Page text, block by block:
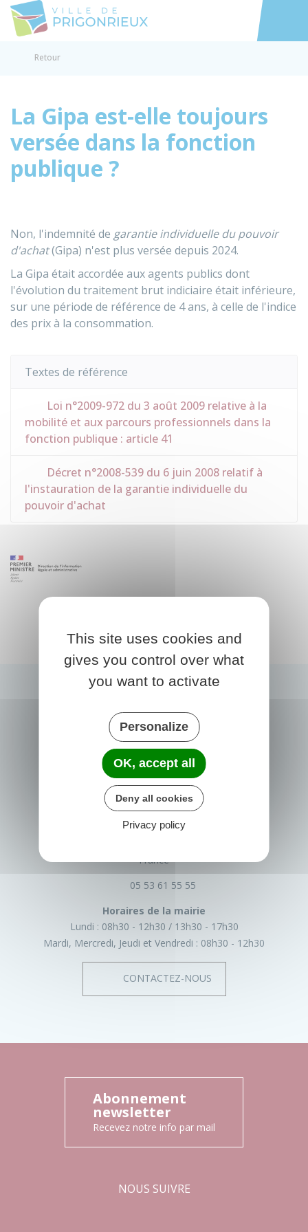
Accéder
Retour
La Gipa est-elle toujours
versée dans la fonction
publique ?
Non, l'indemnité de garantie individuelle du pouvoir
d'achat(Gipa) n'est plus versée depuis 2024.
La Gipa était accordée aux agents publics dont
l'évolution du traitement brut indiciaire était inférieure,
sur une période de référence de 4 ans, à celle de l'indice
des prix à la consommation.
Textes de référence
Loi n°2009-972 du 3 août 2009 relative à la
mobilité et aux parcours professionnels dans la
fonction publique : article 41
Décret n°2008-539 du 6 juin 2008 relatif à
l'instauration de la garantie individuelle du
pouvoir d'achat
PRIGONRIEUX
1 Place du Groupe Loiseau
France
05 53 61 55 55
Horaires de la mairie
Lundi : 08h30 - 12h30
13h30 - 17h30
Mardi, Mercredi, Jeudi et Vendredi : 08h30 - 12h30
CONTACTEZ-NOUS
Abonnement
newsletter
Recevez notre info par mail
NOUS SUIVRE
This site uses cookies and
gives you control over what
you want to activate
Personalize
OK, accept all
Deny all cookies
Privacy policy